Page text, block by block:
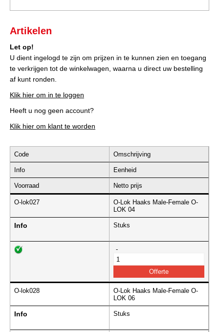
Artikelen
Let op!
U dient ingelogd te zijn om prijzen in te kunnen zien en toegang
te verkrijgen tot de winkelwagen, waarna u direct uw bestelling
af kunt ronden.
Klik hier om in te loggen
Heeft u nog geen account?
Klik hier om klant te worden
Code Omschrijving
Info Eenheid
Voorraad Netto prijs
O-lok027
O-Lok Haaks Male-Female O-
LOK 04
Info Stuks
-
O-lok028
O-Lok Haaks Male-Female O-
LOK 06
Info Stuks